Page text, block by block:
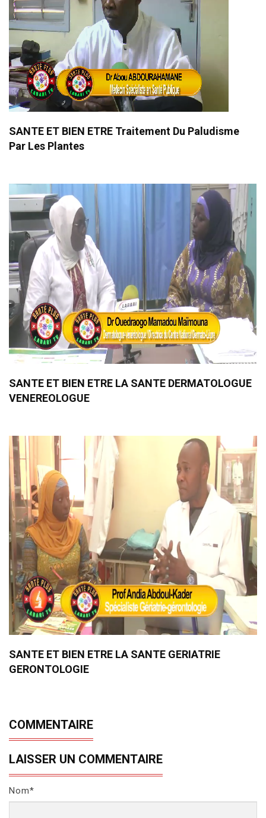
SANTE ET BIEN ETRE Traitement Du Paludisme
Par Les Plantes
SANTE ET BIEN ETRE LA SANTE DERMATOLOGUE
VENEREOLOGUE
SANTE ET BIEN ETRE LA SANTE GERIATRIE
GERONTOLOGIE
COMMENTAIRE
LAISSER UN COMMENTAIRE
Nom*